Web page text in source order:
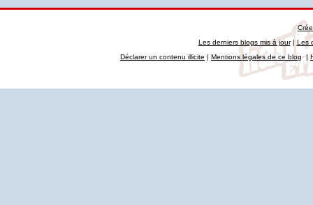
Les derniers blogs mis à jour|Les
Déclarer un contenu illicite | Mentions légales de ce blog|